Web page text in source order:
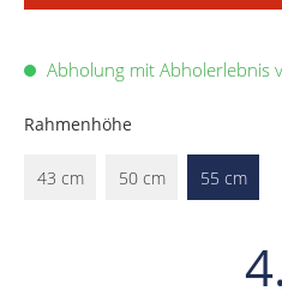
Abholung mit Abholerlebnis
Rahmenhöhe
43 cm 50 cm 55 cm